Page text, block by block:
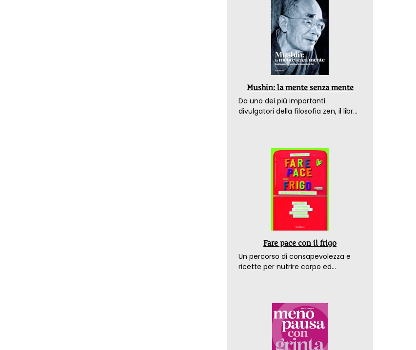
Mushin: la mente senza mente
Da uno dei più importanti
divulgatori della filosofia zen, il libro
Fare pace con il frigo
Un percorso di consapevolezza e
ricette per nutrire corpo ed